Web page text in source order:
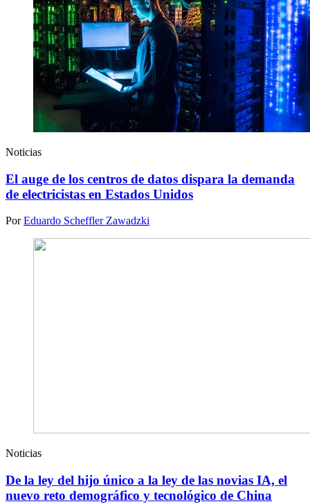
Noticias
El auge de los centros de datos dispara la demanda
de electricistas en Estados Unidos
PorEduardo Scheffler Zawadzki
Noticias
De la ley del hijo único a la ley de las novias IA, el
nuevo reto demográfico y tecnológico de China